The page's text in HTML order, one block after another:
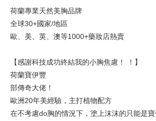
荷蘭專業天然美胸品牌
全球30+國家/地區
歐、美、英、澳等1000+藥妝店熱賣
【感謝科技成功終結我的小胸焦慮！ ！】
荷蘭寶伊豐
部傳奇大佬！
歐洲20年美經驗，主打植物配方
在不考慮do胸的情況下，塗上沫沫的只能是寶